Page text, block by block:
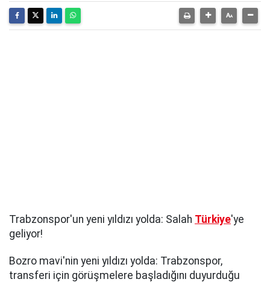
Trabzonspor'un yeni yıldızı yolda: Salah Türkiye'ye
geliyor!
Bozro mavi'nin yeni yıldızı yolda: Trabzonspor,
transferi için görüşmelere başladığını duyurduğu